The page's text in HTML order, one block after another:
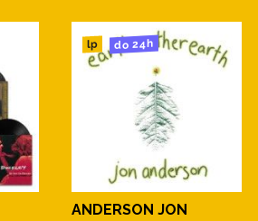
lp do 24h
ANDERSON JON